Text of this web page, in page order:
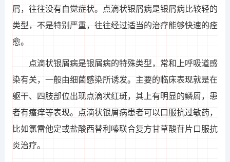
屑，往往没有自觉症状。点滴状银屑病是银屑病比较轻的
类型，不是特别严重，往往经过适当的治疗能够快速的痊
愈。
点滴状银屑病是银屑病的特殊类型，常和上呼吸道感
染有关，一般由细菌感染所诱发。主要的临床表现就是在
躯干、四肢部位出现点滴状红斑，其上有明显的鳞屑，患
者有瘙痒等表现。点滴状银屑病患者可以口服抗过敏药，
比如氯雷他定或盐酸西替利嗪联合复方甘草酸苷片口服抗
炎治疗。